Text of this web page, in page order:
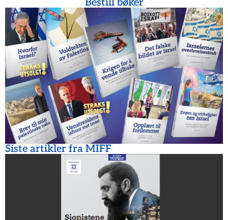
Bestill bøker
Siste artikler fra MIFF